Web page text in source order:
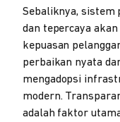
Sebaliknya, sistem
dan tepercaya
kepuasan
perbaikan nyata
mengadopsi
modern.
adalah faktor